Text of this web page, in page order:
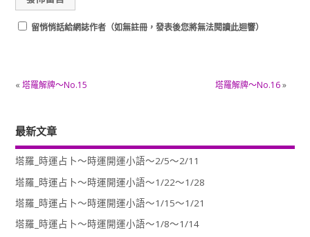
留悄悄話給網誌作者（如無註冊，發表後您將無法閱讀此迴響）
« 塔羅解牌～No.15 塔羅解牌～No.16»
最新文章
塔羅_時運占卜～時運開運小語～2/5～2/11
塔羅_時運占卜～時運開運小語～1/22～1/28
塔羅_時運占卜～時運開運小語～1/15～1/21
塔羅_時運占卜～時運開運小語～1/8～1/14